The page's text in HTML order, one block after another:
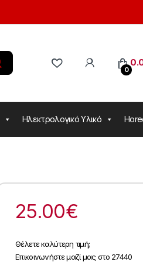
0
Ηλεκτρολογικό Υλικό
25.00€
Θέλετε καλύτερη τιμή;
Επικοινωνήστε μαζί μας στο 27440